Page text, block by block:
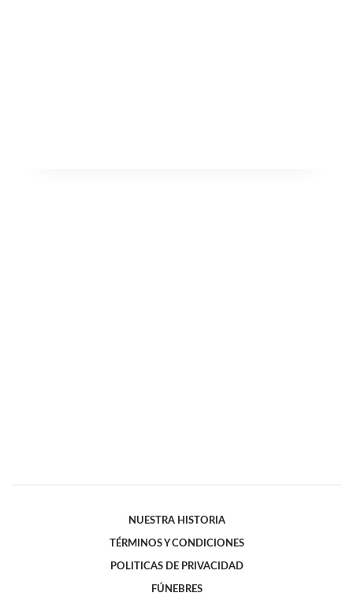
NUESTRA HISTORIA
TÉRMINOS Y CONDICIONES
POLITICAS DE PRIVACIDAD
FÚNEBRES